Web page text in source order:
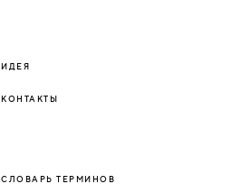
ИДЕЯ
КОНТАКТЫ
СЛОВАРЬ ТЕРМИНОВ